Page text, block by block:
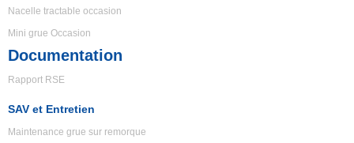
Nacelle tractable occasion
Mini grue Occasion
Documentation
Rapport RSE
SAV et Entretien
Maintenance grue sur remorque